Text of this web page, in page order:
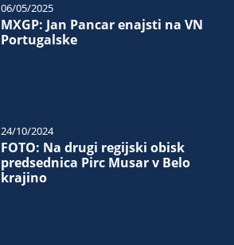
MXGP: Jan Pancar enajsti na VN
Portugalske
06/05/2025
FOTO: Na drugi regijski obisk
predsednica Pirc Musar v Belo
krajino
24/10/2024